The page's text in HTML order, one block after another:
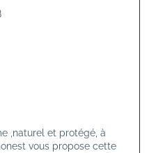
,naturel et protégé, à
vous propose cette